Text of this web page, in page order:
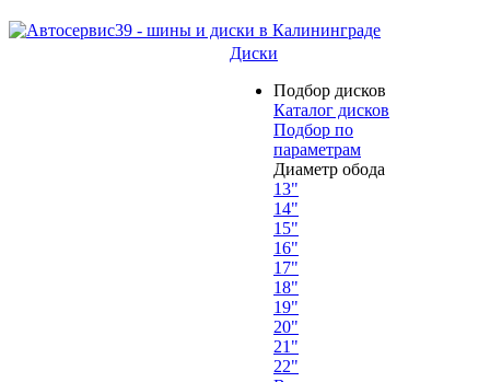
Диски
Подбор дисков
Каталог дисков
Подбор по
параметрам
Диаметр обода
13"
14"
15"
16"
17"
18"
19"
20"
21"
22"